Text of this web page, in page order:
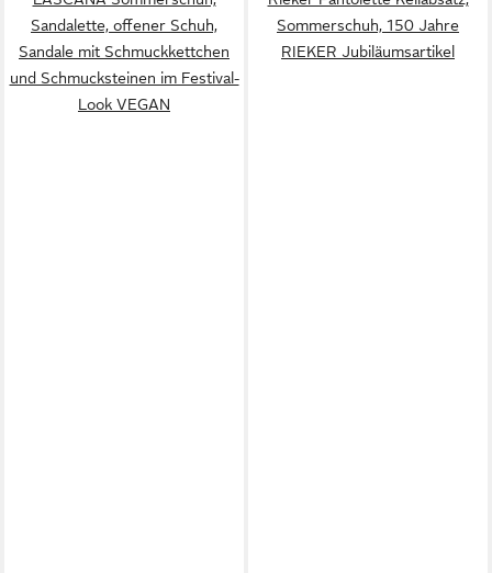
Sandalette, offener Schuh,
Sandale mit Schmuckkettchen
und Schmucksteinen im Festival-
Look VEGAN
Sommerschuh, 150 Jahre
RIEKER Jubiläumsartikel